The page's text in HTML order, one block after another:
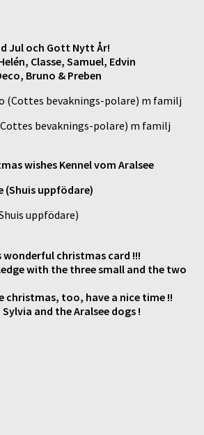
Jul och Gott Nytt År!
Classe, Samuel, Edvin
Bruno & Preben
bevaknings-polare) m familj
wishes Kennel vom Aralsee
uppfödare)
christmas card !!!
with the three small and the two
christmas, too, have a nice time !!
and the Aralsee dogs !